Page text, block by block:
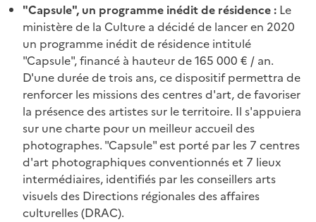
"Capsule", un programme inédit de résidence : Le
ministère de la Culture a décidé de lancer en 2020
un programme inédit de résidence intitulé
"Capsule", financé à hauteur de 165 000 € / an.
D'une durée de trois ans, ce dispositif permettra de
renforcer les missions des centres d'art, de favoriser
la présence des artistes sur le territoire. Il s'appuiera
sur une charte pour un meilleur accueil des
photographes. "Capsule" est porté par les 7 centres
d'art photographiques conventionnés et 7 lieux
intermédiaires, identifiés par les conseillers arts
visuels des Directions régionales des affaires
culturelles (DRAC).